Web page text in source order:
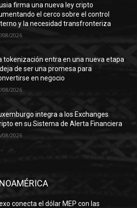
firma una nueva ley cripto
el cerco sobre el control
y la necesidad transfronteriza
08/2026
tokenización entra en una nueva etapa
de ser una promesa para
en negocio
08/2026
integra a los Exchanges
en su Sistema de Alerta Financiera
08/2026
conecta el dólar MEP con las